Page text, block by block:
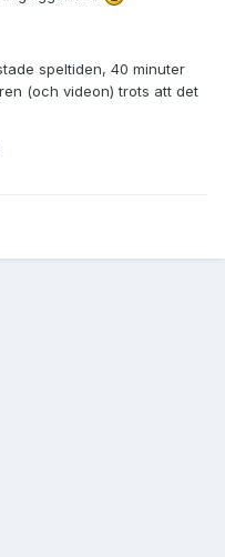
speltiden, 40 minuter
(och videon) trots att det